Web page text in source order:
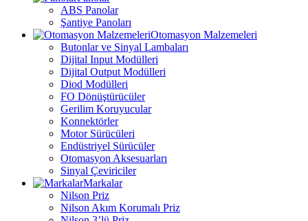
ABS Panolar
Şantiye Panoları
Otomasyon Malzemeleri
Butonlar ve Sinyal Lambaları
Dijital Input Modülleri
Dijital Output Modülleri
Diod Modülleri
FO Dönüştürücüler
Gerilim Koruyucular
Konnektörler
Motor Sürücüleri
Endüstriyel Sürücüler
Otomasyon Aksesuarları
Sinyal Çeviriciler
Markalar
Nilson Priz
Nilson Akım Korumalı Priz